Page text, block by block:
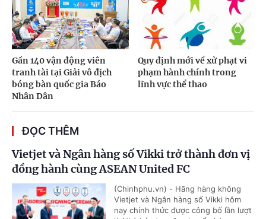
Gần 140 vận động viên
tranh tài tại Giải vô địch
bóng bàn quốc gia Báo
Nhân Dân
Quy định mới về xử phạt vi
phạm hành chính trong
lĩnh vực thể thao
ĐỌC THÊM
Vietjet và Ngân hàng số Vikki trở thành đơn vị
đồng hành cùng ASEAN United FC
(Chinhphu.vn) - Hãng hàng không
Vietjet và Ngân hàng số Vikki hôm
nay chính thức được công bố lần lượt